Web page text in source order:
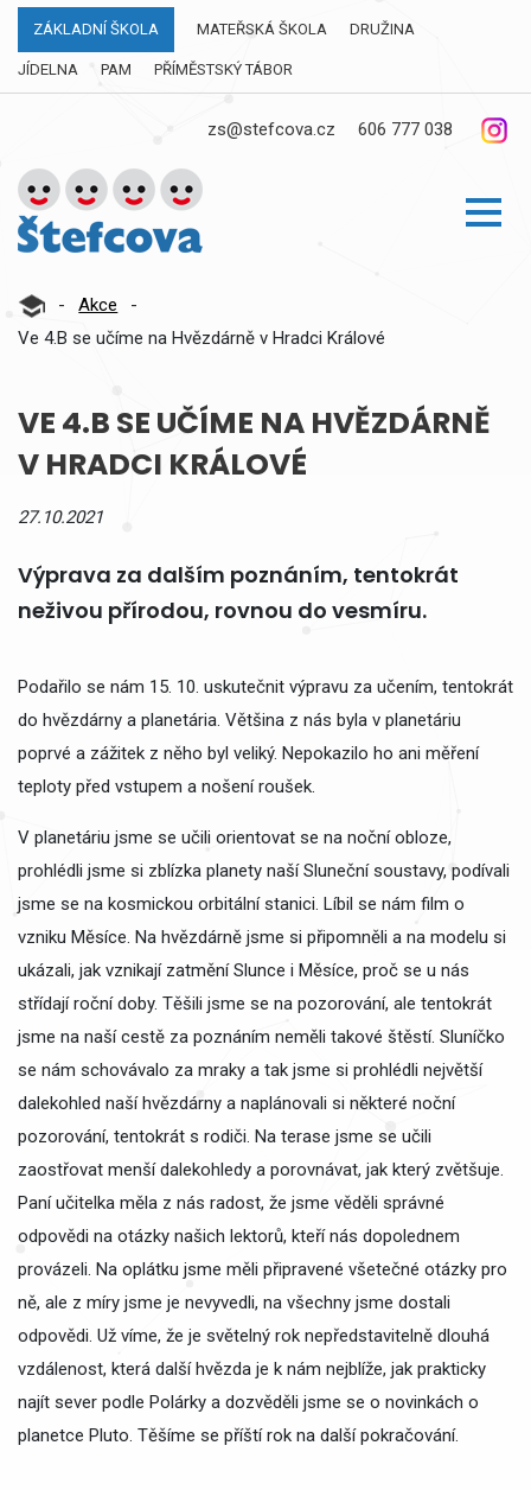
ZÁKLADNÍ ŠKOLA MATEŘSKÁ ŠKOLA DRUŽINA
JÍDELNA PAM PŘÍMĚSTSKÝ TÁBOR
zs@stefcova.cz 606 777 038
- Akce
-
Ve 4.B se učíme na Hvězdárně v Hradci Králové
VE 4.B SE UČÍME NA HVĚZDÁRNĚ
V HRADCI KRÁLOVÉ
27.10.2021
Výprava za dalším poznáním, tentokrát
neživou přírodou, rovnou do vesmíru.
Podařilo se nám 15. 10. uskutečnit výpravu za učením, tentokrát
do hvězdárny a planetária. Většina z nás byla v planetáriu
poprvé a zážitek z něho byl veliký. Nepokazilo ho ani měření
teploty před vstupem a nošení roušek.
V planetáriu jsme se učili orientovat se na noční obloze,
prohlédli jsme si zblízka planety naší Sluneční soustavy, podívali
jsme se na kosmickou orbitální stanici. Líbil se nám film o
vzniku Měsíce. Na hvězdárně jsme si připomněli a na modelu si
ukázali, jak vznikají zatmění Slunce i Měsíce, proč se u nás
střídají roční doby. Těšili jsme se na pozorování, ale tentokrát
jsme na naší cestě za poznáním neměli takové štěstí. Sluníčko
se nám schovávalo za mraky a tak jsme si prohlédli největší
dalekohled naší hvězdárny a naplánovali si některé noční
pozorování, tentokrát s rodiči. Na terase jsme se učili
zaostřovat menší dalekohledy a porovnávat, jak který zvětšuje.
Paní učitelka měla z nás radost, že jsme věděli správné
odpovědi na otázky našich lektorů, kteří nás dopolednem
provázeli. Na oplátku jsme měli připravené všetečné otázky pro
ně, ale z míry jsme je nevyvedli, na všechny jsme dostali
odpovědi. Už víme, že je světelný rok nepředstavitelně dlouhá
vzdálenost, která další hvězda je k nám nejblíže, jak prakticky
najít sever podle Polárky a dozvěděli jsme se o novinkách o
planetce Pluto. Těšíme se příští rok na další pokračování.